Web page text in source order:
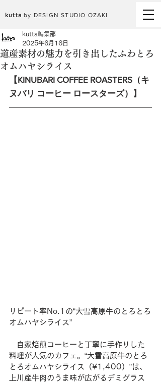
kutta by DESIGN STUDIO OZAKI
道産素材の魅力を引き出したふわとろ
オムハヤシライス
kutta編集部
2025年6月16日
【KINUBARI COFFEE ROASTERS（キ
ヌバリ コーヒー ロースターズ）】
リピート率No.1の“大雪高原牛のとろとろ
オムハヤシライス”
自家焙煎コーヒーと丁寧に手作りした
料理が人気のカフェ。“大雪高原牛のとろ
とろオムハヤシライス（¥1,400）”は、
上川産牛肉のうま味が広がるデミグラス